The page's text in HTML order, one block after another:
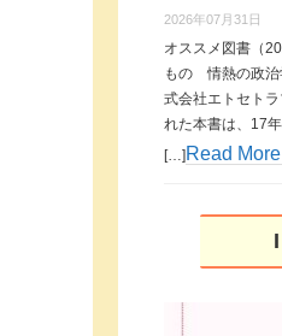
2026年07月31日
オススメ図書（
もの 情熱の政治
式会社エトセト
れた本書は、17
[…]Read